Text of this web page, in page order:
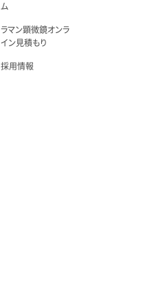
ム
ラマン顕微鏡オンラ
イン見積もり
採用情報